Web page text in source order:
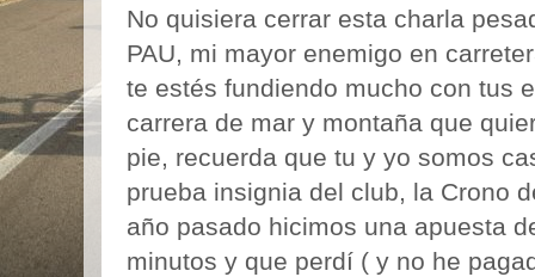
No quisiera cerrar esta charla
PAU, mi mayor enemigo en
te estés fundiendo mucho con tus
carrera de mar y montaña que
pie, recuerda que tu y yo somos
prueba insignia del club, la Crono
año pasado hicimos una apuesta
minutos y que perdí ( y no he